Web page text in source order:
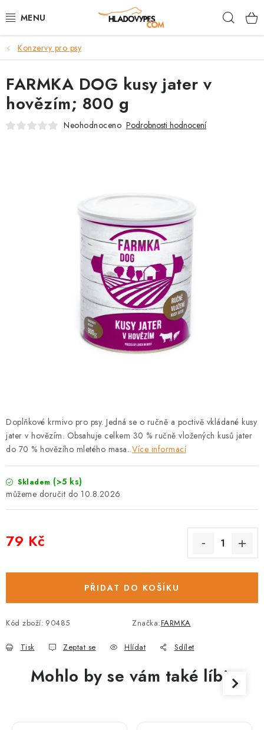
na
POTŘEBY PRO PSY
TAMI PŘEPRAVNÍ BOXY
SPORT SE PSEM
VĚRNOSTNÍ PROGRAM
VÝMĚNA, VRÁCENÍ A REKLAMACE
Podmínky ochrany osobních údajů
Zásady použivání souboru cookies
Hodnocení obchodu
FAQ
Konzervy pro psy
Doplňkové krmivo pro psy. Jedná se o ručně a poctivě vkládané kusy
jater v hovězím. Obsahuje celkem 30 % ručně vložených kusů jater
do 70 % hovězího mletého masa. Více informací
Skladem (>5 ks)
10.8.2026
79 Kč
PŘIDAT DO KOŠÍKU
Kód zboží: 90485 Značka:FARMKA
Tisk Zeptat se Hlídat Sdílet
FARMKA DOG kusy jater v
hovězím; 800 g
Neohodnoceno Podrobnosti hodnocení
Mohlo by se vám také líbit